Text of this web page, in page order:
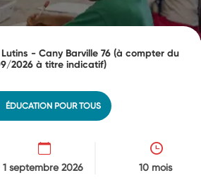
- Cany Barville 76 (à compter du
2026 à titre indicatif)
ÉDUCATION POUR TOUS
1 septembre 2026 10 mois